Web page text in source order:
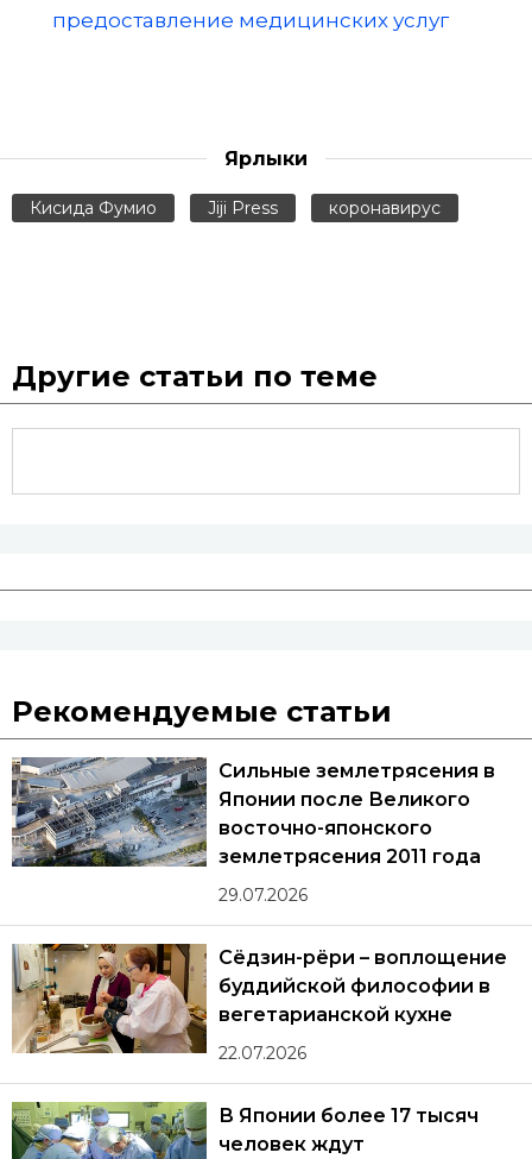
предоставление медицинских услуг
Ярлыки
Кисида Фумио Jiji Press коронавирус
Другие статьи по теме
Рекомендуемые статьи
Сильные землетрясения в
Японии после Великого
восточно-японского
землетрясения 2011 года
29.07.2026
Сёдзин-рёри – воплощение
буддийской философии в
вегетарианской кухне
22.07.2026
В Японии более 17 тысяч
человек ждут